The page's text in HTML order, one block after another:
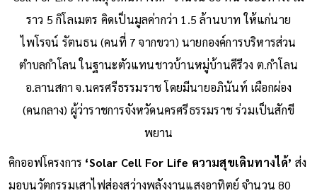
ราว 5 กิโลเมตร คิดเป็นมูลค่ากว่า 1.5 ล้านบาท ให้แก่นาย
ไพโรจน์ รัตนธน (คนที่ 7 จากขวา) นายกองค์การบริหารส่วน
ตำบลกำโลน ในฐานะตัวแทนชาวบ้านหมู่บ้านคีรีวง ต.กำโลน
อ.ลานสกา จ.นครศรีธรรมราช โดยมีนายอภินันท์ เผือกผ่อง
(คนกลาง) ผู้ว่าราชการจังหวัดนครศรีธรรมราช ร่วมเป็นสักขี
พยาน
คิกออฟโครงการ ‘Solar Cell For Life ความสุขเดินทางได้’ ส่ง
มอบนวัตกรรมเสาไฟส่องสว่างพลังงานแสงอาทิตย์ จำนวน 80